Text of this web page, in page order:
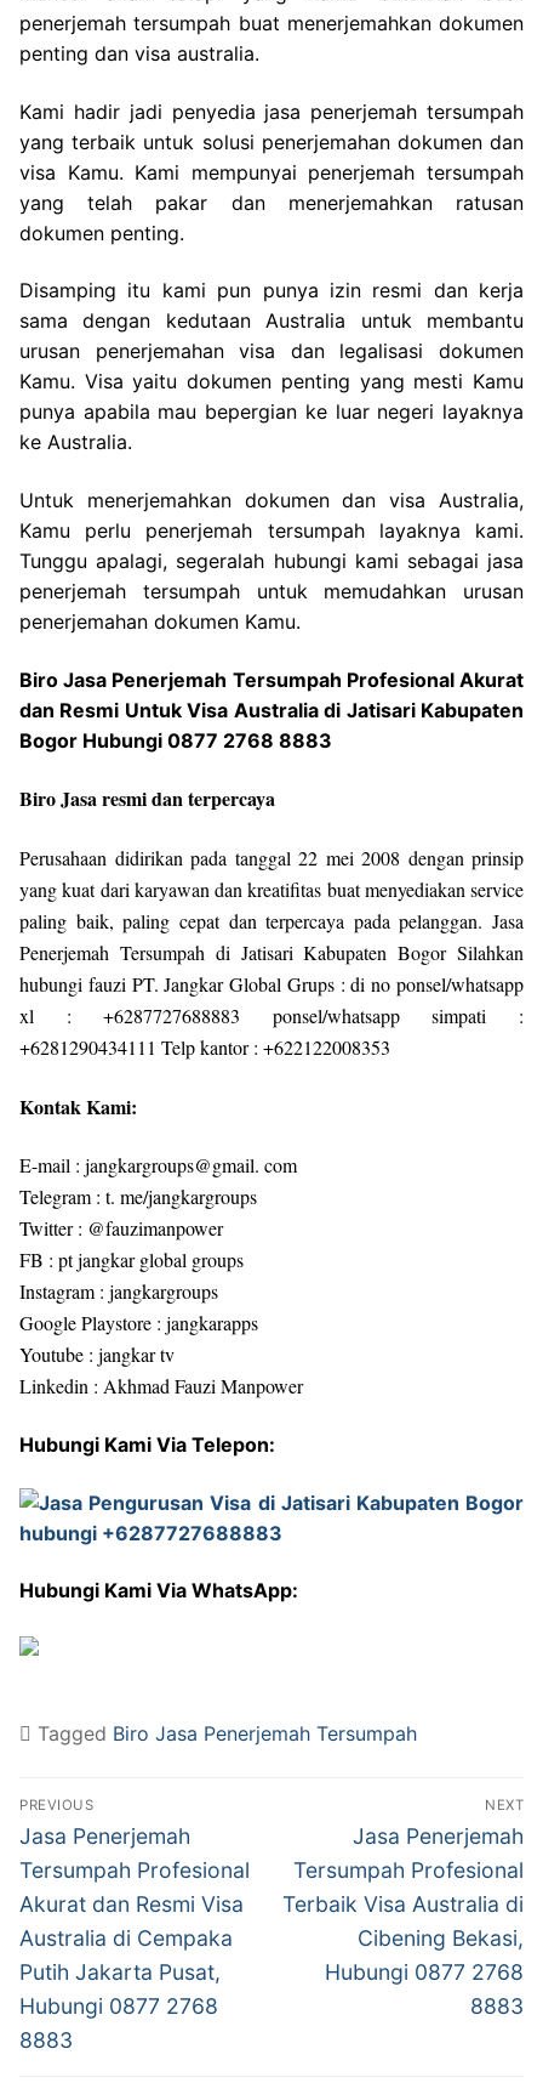
penerjemah tersumpah buat menerjemahkan dokumen
penting dan visa australia.
Kami hadir jadi penyedia jasa penerjemah tersumpah
yang terbaik untuk solusi penerjemahan dokumen dan
visa Kamu. Kami mempunyai penerjemah tersumpah
yang telah pakar dan menerjemahkan ratusan
dokumen penting.
Disamping itu kami pun punya izin resmi dan kerja
sama dengan kedutaan Australia untuk membantu
urusan penerjemahan visa dan legalisasi dokumen
Kamu. Visa yaitu dokumen penting yang mesti Kamu
punya apabila mau bepergian ke luar negeri layaknya
ke Australia.
Untuk menerjemahkan dokumen dan visa Australia,
Kamu perlu penerjemah tersumpah layaknya kami.
Tunggu apalagi, segeralah hubungi kami sebagai jasa
penerjemah tersumpah untuk memudahkan urusan
penerjemahan dokumen Kamu.
Biro Jasa Penerjemah Tersumpah Profesional Akurat
dan Resmi Untuk Visa Australia di Jatisari Kabupaten
Bogor Hubungi 0877 2768 8883
Biro Jasa resmi dan terpercaya
Perusahaan didirikan pada tanggal 22 mei 2008 dengan prinsip
yang kuat dari karyawan dan kreatifitas buat menyediakan service
paling baik, paling cepat dan terpercaya pada pelanggan. Jasa
Penerjemah Tersumpah di Jatisari Kabupaten Bogor Silahkan
hubungi fauzi PT. Jangkar Global Grups : di no ponsel/whatsapp
xl : +6287727688883 ponsel/whatsapp simpati :
+6281290434111 Telp kantor : +622122008353
Kontak Kami:
E-mail : jangkargroups@gmail. com
Telegram : t. me/jangkargroups
Twitter : @fauzimanpower
FB : pt jangkar global groups
Instagram : jangkargroups
Google Playstore : jangkarapps
Youtube : jangkar tv
Linkedin : Akhmad Fauzi Manpower
Hubungi Kami Via Telepon:
Hubungi Kami Via WhatsApp:
Tagged Biro Jasa Penerjemah Tersumpah
Post
navigation
PREVIOUS
Previous
post:
Jasa Penerjemah
Tersumpah Profesional
Akurat dan Resmi Visa
Australia di Cempaka
Putih Jakarta Pusat,
Hubungi 0877 2768
8883
NEXT
Next
post:
Jasa Penerjemah
Tersumpah Profesional
Terbaik Visa Australia di
Cibening Bekasi,
Hubungi 0877 2768
8883